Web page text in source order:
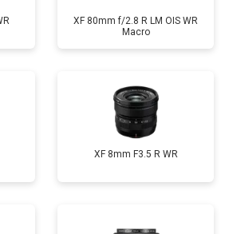
XF 80mm f/2.8 R LM OIS WR
Macro
XF 8mm F3.5 R WR